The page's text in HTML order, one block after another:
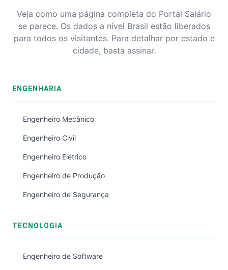
Veja como uma página completa do Portal Salário
se parece. Os dados a nível Brasil estão liberados
para todos os visitantes. Para detalhar por estado e
cidade, basta assinar.
ENGENHARIA
Engenheiro Mecânico
Engenheiro Civil
Engenheiro Elétrico
Engenheiro de Produção
Engenheiro de Segurança
TECNOLOGIA
Engenheiro de Software